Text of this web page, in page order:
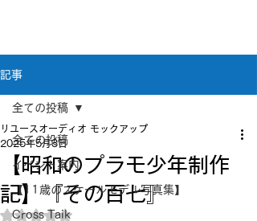
記事
全ての投稿
イベント案内
【11歳のスケールモデル写真集】
Cross Taik
全ての投稿
【昭和のプラモ少年制作
記】『その百七』
リユースオーディオ モックアップ
2025年5月3日
5つ星のうちNaNと評価されています。